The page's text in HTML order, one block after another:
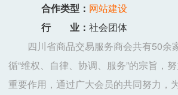
合作类型： 网站建设
行 业： 社会团体
四川省商品交易服务商会共有50余
循“维权、自律、协调、服务”的宗旨，
重要作用，通过广大会员的共同努力，